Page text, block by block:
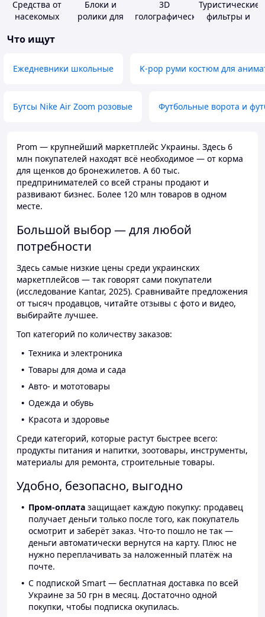
Средства от
насекомых
Блоки и
ролики для
3D
голографические
Туристические
фильтры и
Что ищут
Ежедневники школьные K-pop руми костюм для
Бутсы Nike Air Zoom розовые Футбольные ворота и
Prom — крупнейший маркетплейс Украины. Здесь 6
млн покупателей находят всё необходимое — от корма
для щенков до бронежилетов. А 60 тыс.
предпринимателей со всей страны продают и
развивают бизнес. Более 120 млн товаров в одном
месте.
Большой выбор — для любой
потребности
Здесь самые низкие цены среди украинских
маркетплейсов — так говорят сами покупатели
(исследование Kantar, 2025). Сравнивайте предложения
от тысяч продавцов, читайте отзывы с фото и видео,
выбирайте лучшее.
Топ категорий по количеству заказов:
Техника и электроника
Товары для дома и сада
Авто- и мототовары
Одежда и обувь
Красота и здоровье
Среди категорий, которые растут быстрее всего:
продукты питания и напитки, зоотовары, инструменты,
материалы для ремонта, строительные товары.
Удобно, безопасно, выгодно
Пром-оплата защищает каждую покупку: продавец
получает деньги только после того, как покупатель
осмотрит и заберёт заказ. Что-то пошло не так —
деньги автоматически вернутся на карту. Плюс не
нужно переплачивать за наложенный платёж на
почте.
С подпиской Smart — бесплатная доставка по всей
Украине за 50 грн в месяц. Достаточно одной
покупки, чтобы подписка окупилась.